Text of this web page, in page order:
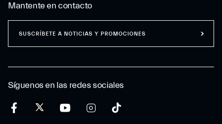
Síguenos en las redes sociales
Mantente en contacto
SUSCRÍBETE A NOTICIAS Y PROMOCIONES